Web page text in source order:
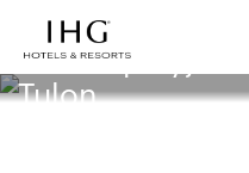
Hotele
Tulon